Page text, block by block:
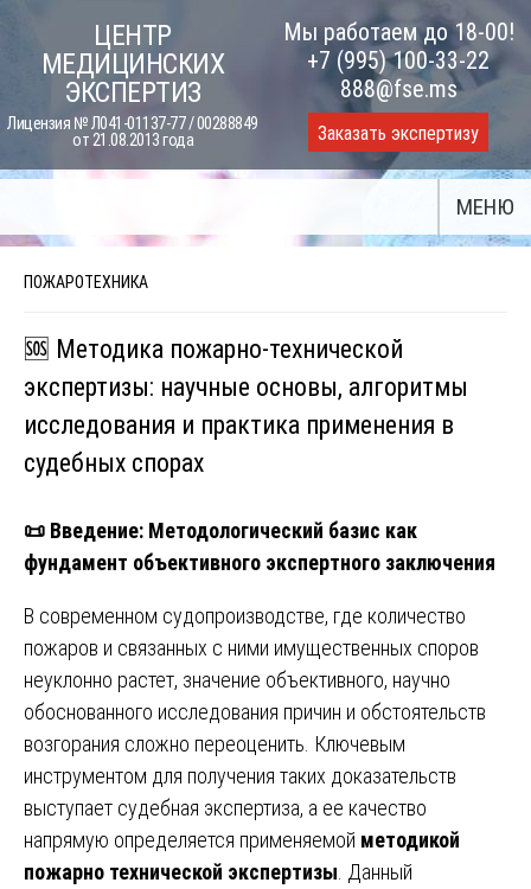
content
ЦЕНТР
МЕДИЦИНСКИХ
ЭКСПЕРТИЗ
Лицензия № Л041-01137-77 / 00288849
от 21.08.2013 года
Мы работаем до 18-00!
+7 (995) 100-33-22
888@fse.ms
Заказать экспертизу
МЕНЮ
ПОЖАРОТЕХНИКА
🆘 Методика пожарно-технической
экспертизы: научные основы, алгоритмы
исследования и практика применения в
судебных спорах
📜 Введение: Методологический базис как
фундамент объективного экспертного заключения
В современном судопроизводстве, где количество
пожаров и связанных с ними имущественных споров
неуклонно растет, значение объективного, научно
обоснованного исследования причин и обстоятельств
возгорания сложно переоценить. Ключевым
инструментом для получения таких доказательств
выступает судебная экспертиза, а ее качество
напрямую определяется применяемой методикой
пожарно технической экспертизы . Данный